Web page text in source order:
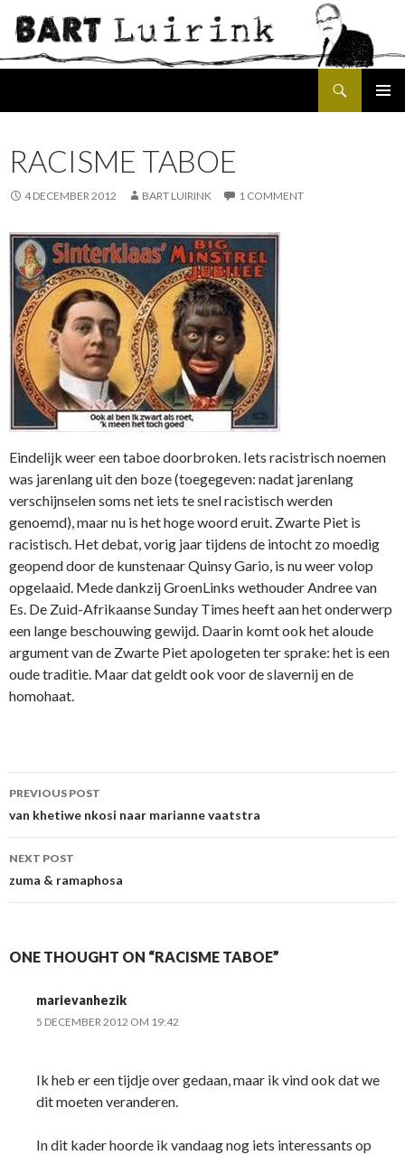
RACISME TABOE
4 DECEMBER 2012 BART LUIRINK 1 COMMENT
Eindelijk weer een taboe doorbroken. Iets racistrisch noemen
was jarenlang uit den boze (toegegeven: nadat jarenlang
verschijnselen soms net iets te snel racistisch werden
genoemd), maar nu is het hoge woord eruit. Zwarte Piet is
racistisch. Het debat, vorig jaar tijdens de intocht zo moedig
geopend door de kunstenaar Quinsy Gario, is nu weer volop
opgelaaid. Mede dankzij GroenLinks wethouder Andree van
Es. De Zuid-Afrikaanse Sunday Times heeft aan het onderwerp
een lange beschouwing gewijd. Daarin komt ook het aloude
argument van de Zwarte Piet apologeten ter sprake: het is een
oude traditie. Maar dat geldt ook voor de slavernij en de
homohaat.
Post
navigation
PREVIOUS POST
van khetiwe nkosi naar marianne vaatstra
NEXT POST
zuma & ramaphosa
ONE THOUGHT ON “RACISME TABOE”
marievanhezik
5 DECEMBER 2012 OM 19:42
Ik heb er een tijdje over gedaan, maar ik vind ook dat we
dit moeten veranderen.
In dit kader hoorde ik vandaag nog iets interessants op